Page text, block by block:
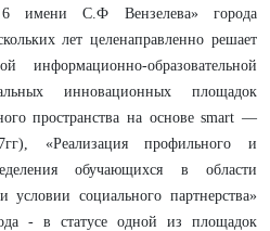
имени С.Ф Вензелева» города
лет целенаправленно решает
информационно-образовательной
инновационных площадок
пространства на основе smart —
«Реализация профильного и
обучающихся в области
условии социального партнерства»
- в статусе одной из площадок